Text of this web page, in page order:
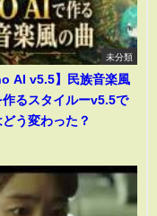
未分類
AI v5.5】民族音楽風
作るスタイルーv5.5で
う変わった？